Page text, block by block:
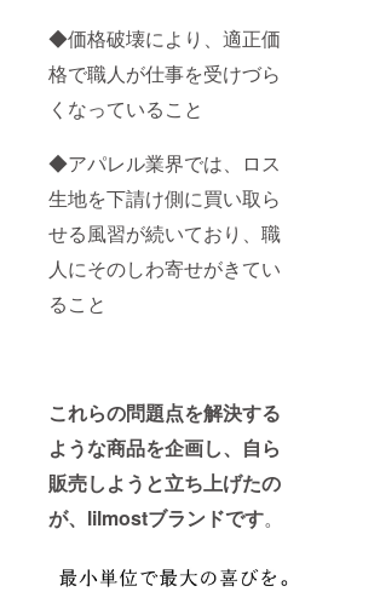
◆価格破壊により、適正価
格で職人が仕事を受けづら
くなっていること
◆アパレル業界では、ロス
生地を下請け側に買い取ら
せる風習が続いており、職
人にそのしわ寄せがきてい
ること
これらの問題点を解決する
ような商品を企画し、自ら
販売しようと立ち上げたの
が、lilmostブランドです。